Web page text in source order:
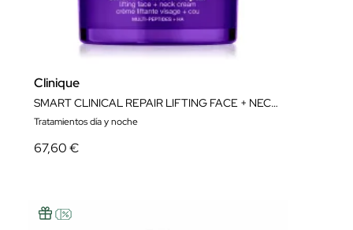
Clinique
SMART CLINICAL REPAIR LIFTING FACE + NECK CREAM
Tratamientos día y noche
67,60 €